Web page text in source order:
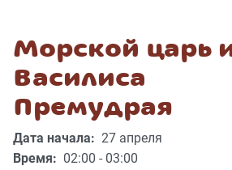
Морской царь
Василиса
Премудрая
Дата начала: 27 апреля
Время: 02:00 - 03:00